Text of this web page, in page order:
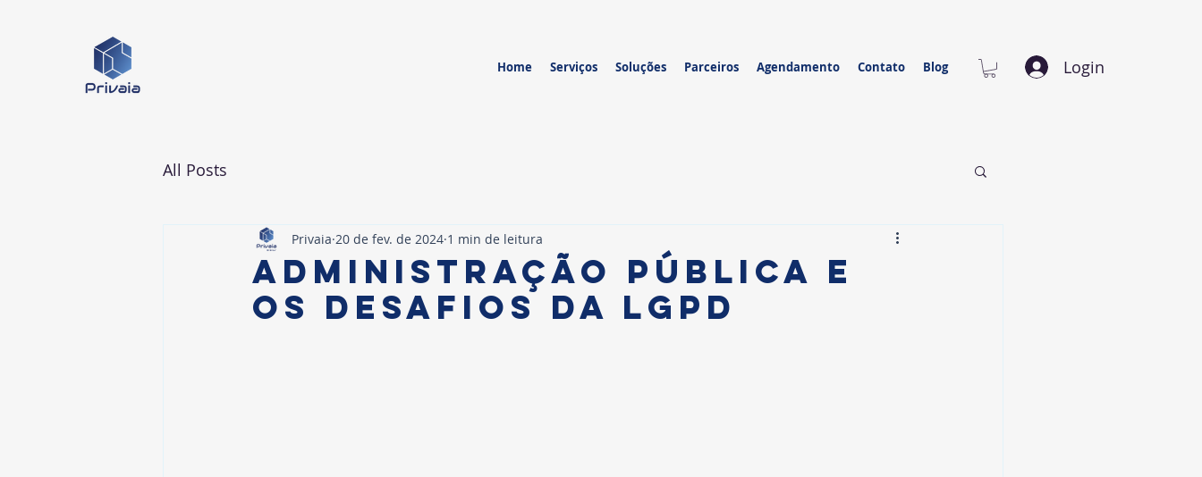
Home Serviços Soluções Parceiros Agendamento Contato Blog Login
All Posts
Administração pública e
os desafios da LGPD
Privaia 20 de fev. de 2024 1 min de leitura